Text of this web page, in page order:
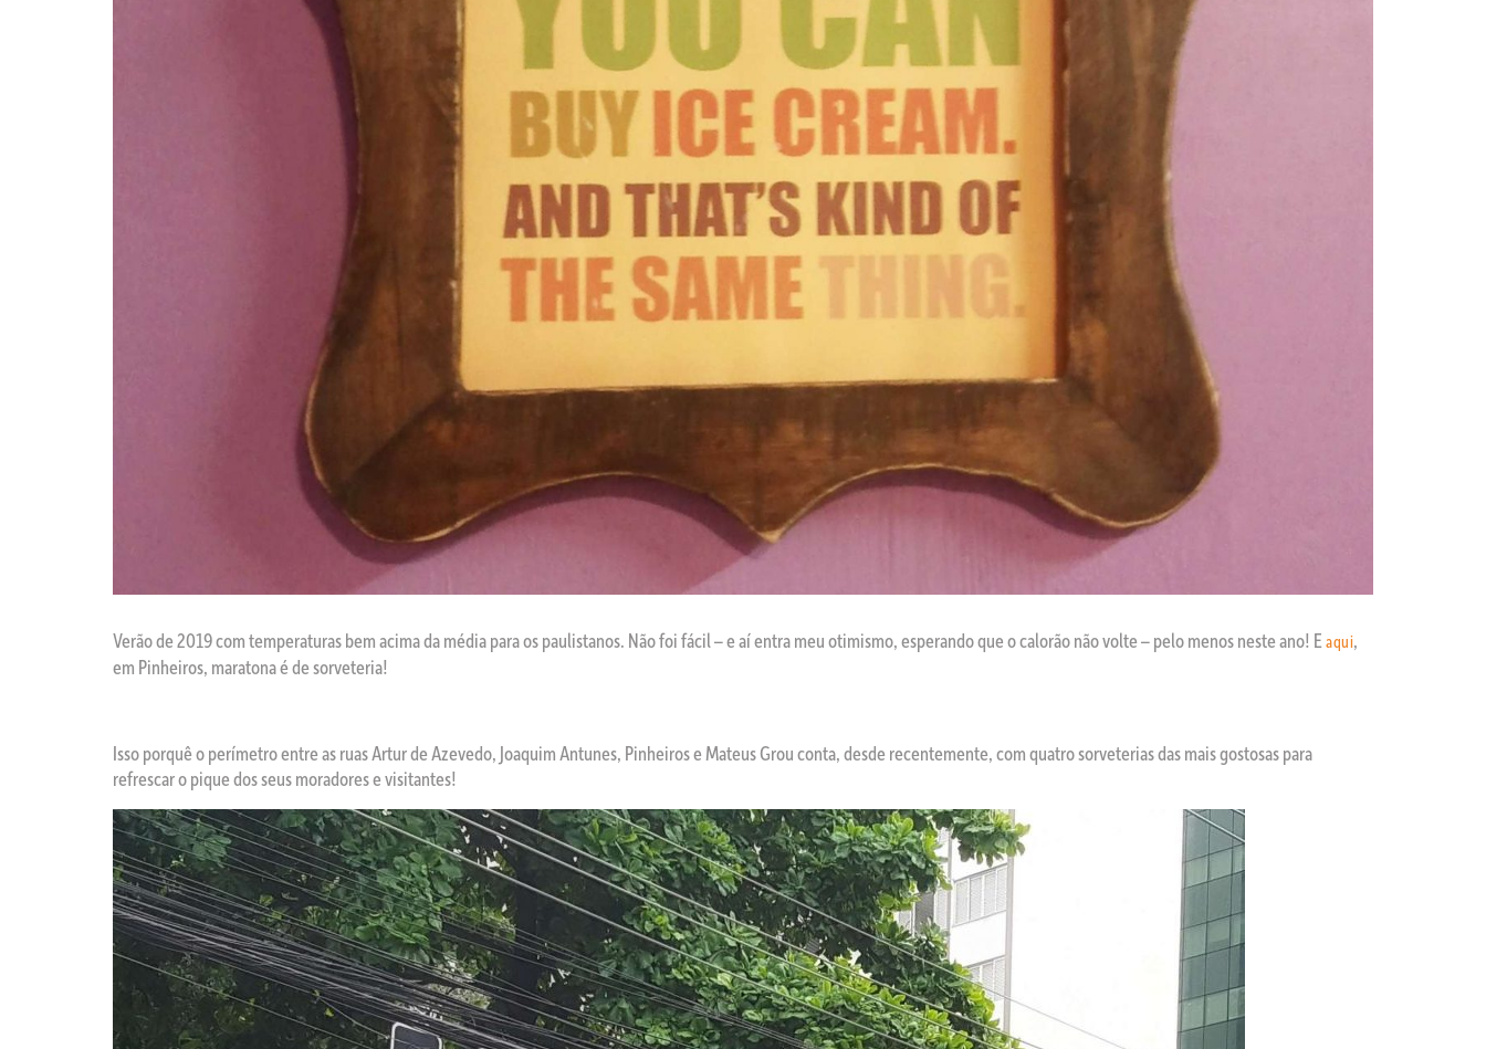
Verão de 2019 com temperaturas bem acima da média para os paulistanos. Não foi fácil – e aí entra meu otimismo, esperando que o calorão não volte – pelo menos neste ano! E aqui,
em Pinheiros, maratona é de sorveteria!
Isso porquê o perímetro entre as ruas Artur de Azevedo, Joaquim Antunes, Pinheiros e Mateus Grou conta, desde recentemente, com quatro sorveterias das mais gostosas para
refrescar o pique dos seus moradores e visitantes!